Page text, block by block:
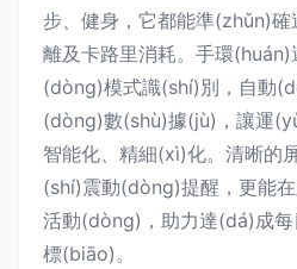
步、健身，它都能準(zhǔn)
離及卡路里消耗。手環
(dòng)模式識(shí)別，自動
(dòng)數(shù)據(jù)，讓運
智能化、精細(xì)化。清晰的
(shí)震動(dòng)提醒，更能
活動(dòng)，助力達(dá)成
標(biāo)。